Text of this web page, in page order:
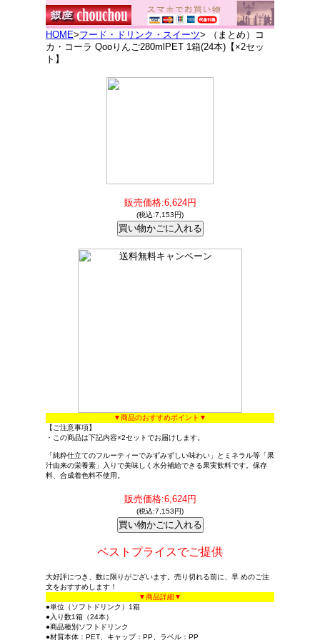
HOME>フード・ドリンク・スイーツ> （まとめ）コ
カ・コーラ Qooりんご280mlPET 1箱(24本)【×2セッ
ト】
販売価格:6,624円
(税込:7,153円)
▼商品のおすすめポイント▼
【ご注意事項】
・この商品は下記内容×2セットでお届けします。
「純粋仕立てのフルーティーでみずみずしい味わい」とミネラル等「果
汁由来の栄養素」入りで美味しく水分補給できる果実飲料です。保存
料、合成着色料不使用。
販売価格:6,624円
(税込:7,153円)
ベストプライスでご提供
大好評につき、数に限りがございます。売り切れる前に、早 めのご注
文をおすすめします！
▼商品詳細▼
●単位（ソフトドリンク）1箱
●入り数1箱（24本）
●商品種別ソフトドリンク
●材質本体：PET、キャップ：PP、ラベル：PP